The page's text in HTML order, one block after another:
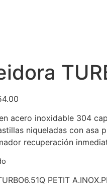
acero inoxidable 304
niqueladas con asa
recuperación
PETIT